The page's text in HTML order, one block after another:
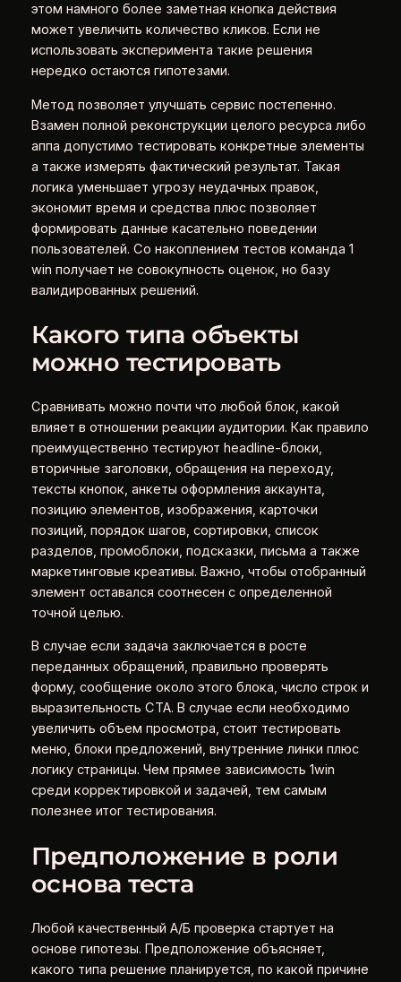
этом намного более заметная кнопка действия
может увеличить количество кликов. Если не
использовать эксперимента такие решения
нередко остаются гипотезами.
Метод позволяет улучшать сервис постепенно.
Взамен полной реконструкции целого ресурса либо
аппа допустимо тестировать конкретные элементы
а также измерять фактический результат. Такая
логика уменьшает угрозу неудачных правок,
экономит время и средства плюс позволяет
формировать данные касательно поведении
пользователей. Со накоплением тестов команда 1
win получает не совокупность оценок, но базу
валидированных решений.
Какого типа объекты
можно тестировать
Сравнивать можно почти что любой блок, какой
влияет в отношении реакции аудитории. Как правило
преимущественно тестируют headline-блоки,
вторичные заголовки, обращения на переходу,
тексты кнопок, анкеты оформления аккаунта,
позицию элементов, изображения, карточки
позиций, порядок шагов, сортировки, список
разделов, промоблоки, подсказки, письма а также
маркетинговые креативы. Важно, чтобы отобранный
элемент оставался соотнесен с определенной
точной целью.
В случае если задача заключается в росте
переданных обращений, правильно проверять
форму, сообщение около этого блока, число строк и
выразительность CTA. В случае если необходимо
увеличить объем просмотра, стоит тестировать
меню, блоки предложений, внутренние линки плюс
логику страницы. Чем прямее зависимость 1win
среди корректировкой и задачей, тем самым
полезнее итог тестирования.
Предположение в роли
основа теста
Любой качественный А/Б проверка стартует на
основе гипотезы. Предположение объясняет,
какого типа решение планируется, по какой причине